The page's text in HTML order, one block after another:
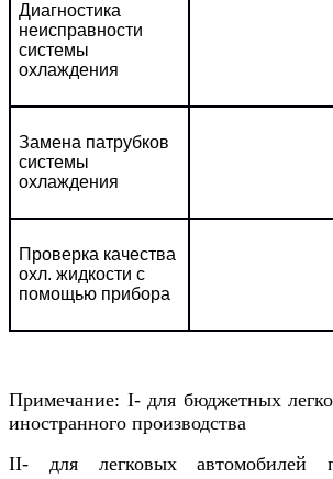
Диагностика
неисправности
системы
охлаждения
Замена патрубков
системы
охлаждения
Проверка качества
охл. жидкости с
помощью прибора
Примечание: I- для бюджетных
иностранного производства
II- для легковых автомобилей